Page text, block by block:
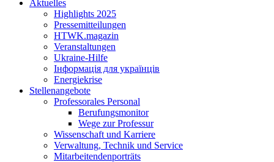
Aktuelles
Highlights 2025
Pressemitteilungen
HTWK.magazin
Veranstaltungen
Ukraine-Hilfe
Інформація для українців
Energiekrise
Stellenangebote
Professorales Personal
Berufungsmonitor
Wege zur Professur
Wissenschaft und Karriere
Verwaltung, Technik und Service
Mitarbeitendenporträts